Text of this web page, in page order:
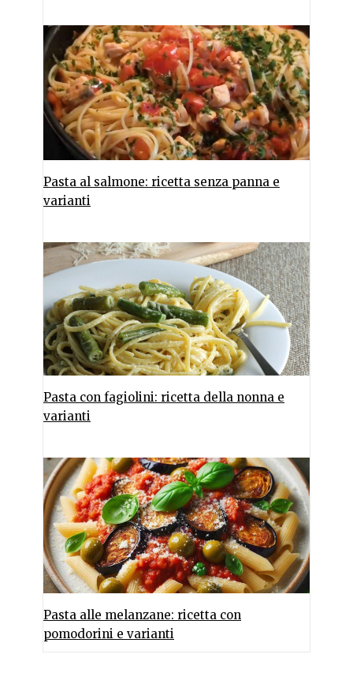
Pasta al salmone: ricetta senza panna e
varianti
Pasta con fagiolini: ricetta della nonna e
varianti
Pasta alle melanzane: ricetta con
pomodorini e varianti